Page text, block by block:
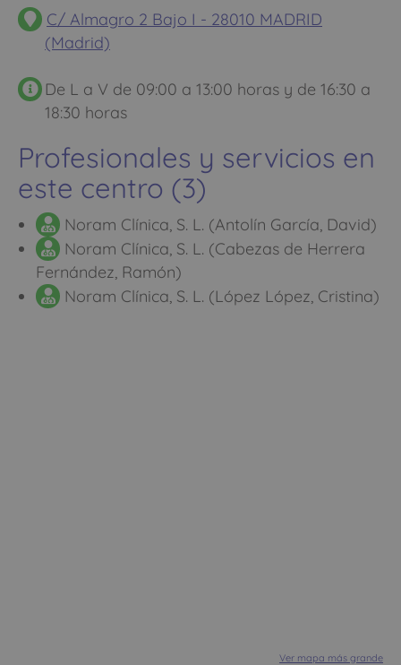
C/ Almagro 2 Bajo I - 28010 MADRID
(Madrid)
De L a V de 09:00 a 13:00 horas y de 16:30 a
18:30 horas
Profesionales y servicios en
este centro (3)
Noram Clínica, S. L. (Antolín García, David)
Noram Clínica, S. L. (Cabezas de Herrera
Fernández, Ramón)
Noram Clínica, S. L. (López López, Cristina)
Ver mapa más grande